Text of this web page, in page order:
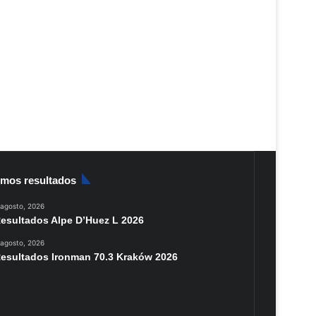
resultados
2026
Alpe D’Huez L 2026
2026
Ironman 70.3 Kraków 2026